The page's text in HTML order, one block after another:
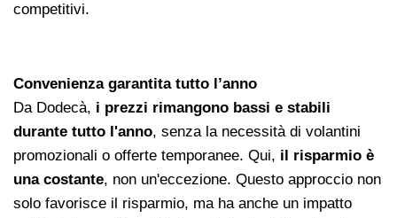
competitivi.
Convenienza garantita tutto l’anno
Da Dodecà, i prezzi rimangono bassi e stabili
durante tutto l'anno, senza la necessità di volantini
promozionali o offerte temporanee. Qui, il risparmio è
una costante, non un'eccezione. Questo approccio non
solo favorisce il risparmio, ma ha anche un impatto